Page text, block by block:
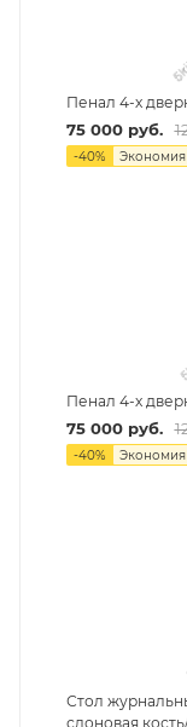
Пенал 4-х
75 000руб.
-40% Экономия
Пенал 4-х
75 000руб.
-40% Экономия
Стол
слоновая